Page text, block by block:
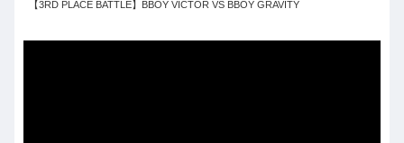
【3RD PLACE BATTLE】BBOY VICTOR VS BBOY GRAVITY